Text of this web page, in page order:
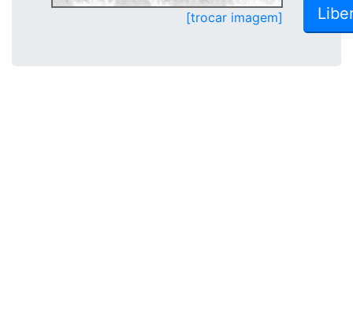
[trocar imagem]